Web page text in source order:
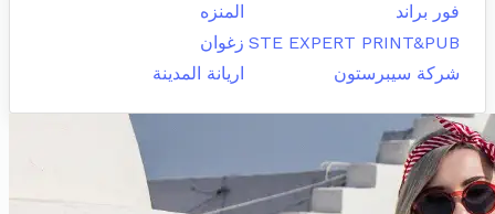
فور براند
المنزه
STE EXPERT PRINT&PUB زغوان
شركة سيبرستون
اريانة المدينة